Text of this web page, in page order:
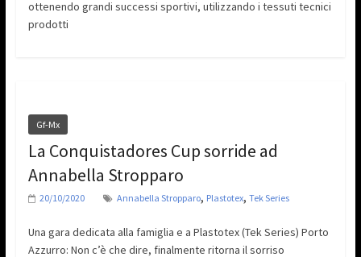
ottenendo grandi successi sportivi, utilizzando i tessuti tecnici
prodotti
Gf-Mx
La Conquistadores Cup sorride ad
Annabella Stropparo
20/10/2020 Annabella Stropparo, Plastotex, Tek Series
Una gara dedicata alla famiglia e a Plastotex (Tek Series) Porto
Azzurro: Non c’è che dire, finalmente ritorna il sorriso